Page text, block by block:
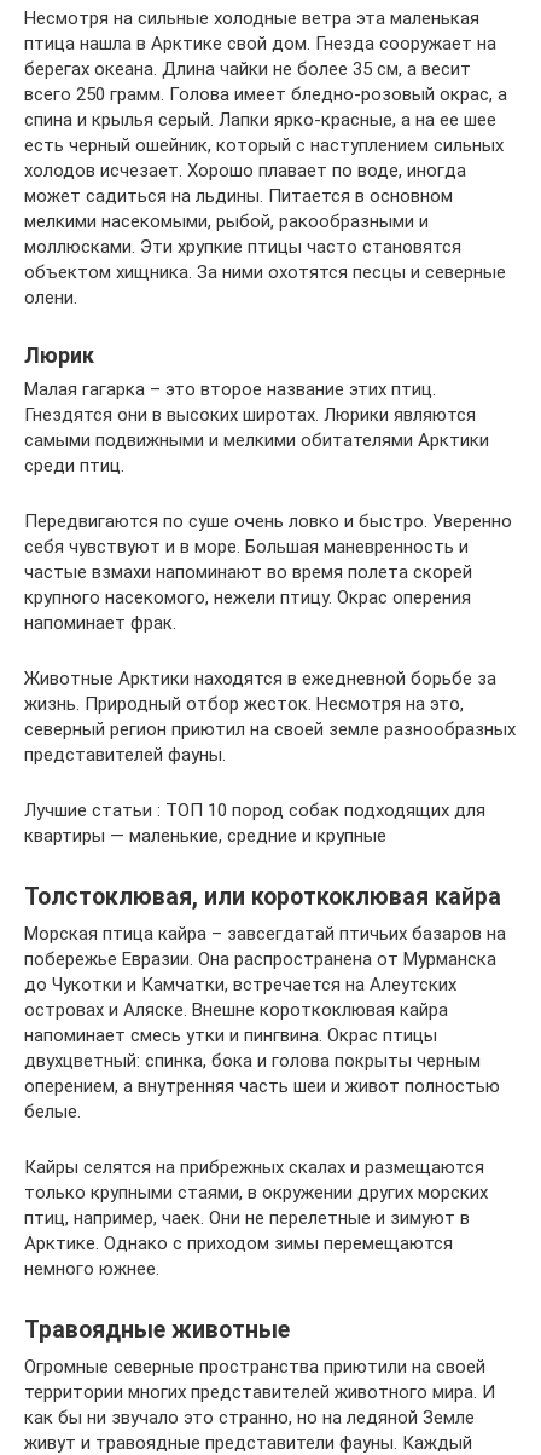
Несмотря на сильные холодные ветра эта маленькая
птица нашла в Арктике свой дом. Гнезда сооружает на
берегах океана. Длина чайки не более 35 см, а весит
всего 250 грамм. Голова имеет бледно-розовый окрас, а
спина и крылья серый. Лапки ярко-красные, а на ее шее
есть черный ошейник, который с наступлением сильных
холодов исчезает. Хорошо плавает по воде, иногда
может садиться на льдины. Питается в основном
мелкими насекомыми, рыбой, ракообразными и
моллюсками. Эти хрупкие птицы часто становятся
объектом хищника. За ними охотятся песцы и северные
олени.
Люрик
Малая гагарка – это второе название этих птиц.
Гнездятся они в высоких широтах. Люрики являются
самыми подвижными и мелкими обитателями Арктики
среди птиц.
Передвигаются по суше очень ловко и быстро. Уверенно
себя чувствуют и в море. Большая маневренность и
частые взмахи напоминают во время полета скорей
крупного насекомого, нежели птицу. Окрас оперения
напоминает фрак.
Животные Арктики находятся в ежедневной борьбе за
жизнь. Природный отбор жесток. Несмотря на это,
северный регион приютил на своей земле разнообразных
представителей фауны.
Лучшие статьи : ТОП 10 пород собак подходящих для
квартиры — маленькие, средние и крупные
Толстоклювая, или короткоклювая кайра
Морская птица кайра – завсегдатай птичьих базаров на
побережье Евразии. Она распространена от Мурманска
до Чукотки и Камчатки, встречается на Алеутских
островах и Аляске. Внешне короткоклювая кайра
напоминает смесь утки и пингвина. Окрас птицы
двухцветный: спинка, бока и голова покрыты черным
оперением, а внутренняя часть шеи и живот полностью
белые.
Кайры селятся на прибрежных скалах и размещаются
только крупными стаями, в окружении других морских
птиц, например, чаек. Они не перелетные и зимуют в
Арктике. Однако с приходом зимы перемещаются
немного южнее.
Травоядные животные
Огромные северные пространства приютили на своей
территории многих представителей животного мира. И
как бы ни звучало это странно, но на ледяной Земле
живут и травоядные представители фауны. Каждый